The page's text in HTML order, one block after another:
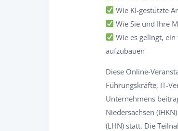
Wie KI-gestützte
Wie Sie und Ihre
Wie es gelingt,
aufzubauen
Diese Online-
Führungskräfte, IT-
Unternehmens
Niedersachsen
(LHN) statt. Die